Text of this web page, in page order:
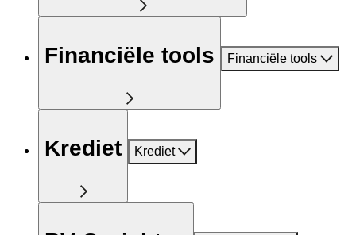
Financiële tools Financiële tools
Krediet Krediet